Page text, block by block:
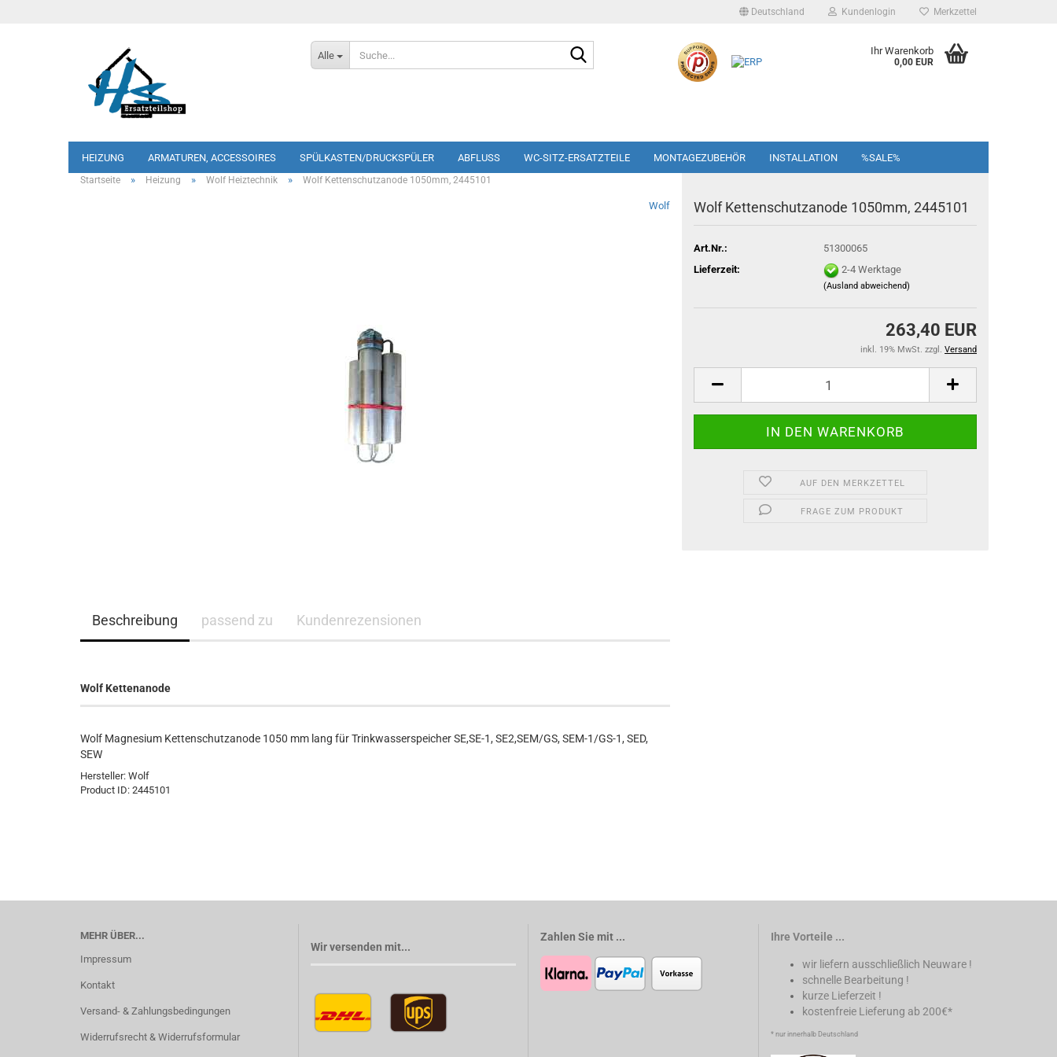
Deutschland Kundenlogin Merkzettel
Alle Ihr Warenkorb
0,00 EUR
HEIZUNG ARMATUREN, ACCESSOIRES SPÜLKASTEN/DRUCKSPÜLER ABFLUSS WC-SITZ-ERSATZTEILE MONTAGEZUBEHÖR INSTALLATION %SALE%
Startseite » Heizung » Wolf Heiztechnik » Wolf Kettenschutzanode 1050mm, 2445101
Wolf Wolf Kettenschutzanode 1050mm, 2445101
Art.Nr.:
51300065
Lieferzeit:
2-4 Werktage
(Ausland abweichend)
263,40 EUR
inkl. 19% MwSt. zzgl. Versand
AUF DEN MERKZETTEL
FRAGE ZUM PRODUKT
Beschreibung passend zu Kundenrezensionen
Wolf Kettenanode
Wolf Magnesium Kettenschutzanode 1050 mm lang für Trinkwasserspeicher SE,SE-1, SE2,SEM/GS, SEM-1/GS-1, SED,
SEW
Hersteller: Wolf
Product ID: 2445101
MEHR ÜBER...
Impressum
Kontakt
Versand- & Zahlungsbedingungen
Widerrufsrecht & Widerrufsformular
Wir versenden mit...
Zahlen Sie mit ... Ihre Vorteile ...
wir liefern ausschließlich Neuware !
schnelle Bearbeitung !
kurze Lieferzeit !
kostenfreie Lieferung ab 200€*
* nur innerhalb Deutschland